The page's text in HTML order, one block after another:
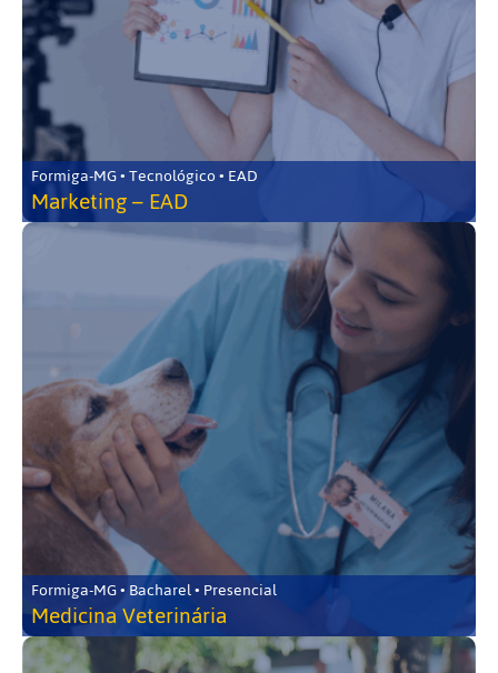
Formiga-MG • Tecnológico • EAD
Marketing – EAD
Formiga-MG • Bacharel • Presencial
Medicina Veterinária